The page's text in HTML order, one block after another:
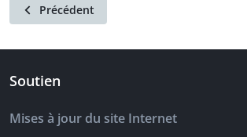
Précédent
Soutien
Mises à jour du site Internet